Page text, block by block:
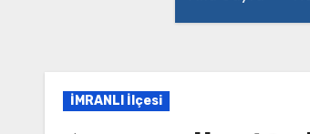
İMRANLI İlçesi